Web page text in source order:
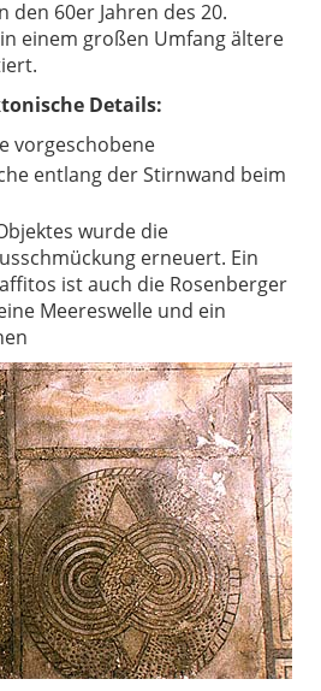
den 60er Jahren des 20.
einem großen Umfang ältere
Details:
vorgeschobene
entlang der Stirnwand beim
wurde die
erneuert. Ein
ist auch die Rosenberger
Meereswelle und ein